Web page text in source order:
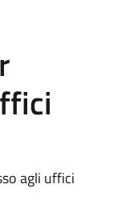
agli uffici